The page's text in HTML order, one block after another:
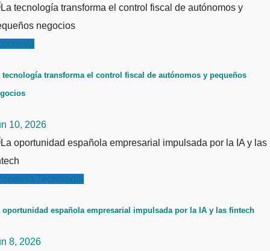
tecnología transforma el control fiscal de autónomos y pequeños
10, 2026
Tecnología
oportunidad española empresarial impulsada por la IA y las fintech
8, 2026